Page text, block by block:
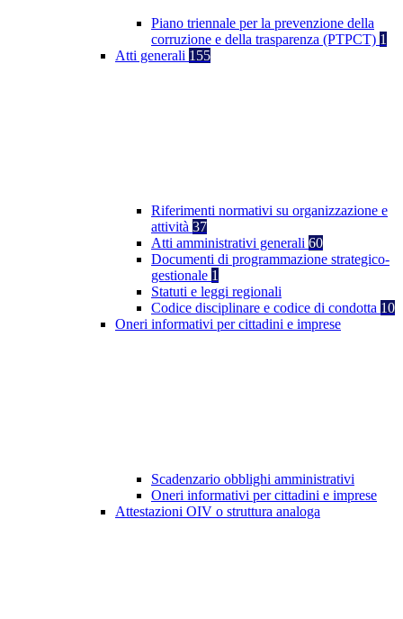
Piano triennale per la prevenzione della
corruzione e della trasparenza (PTPCT) 1
Atti generali 155
Riferimenti normativi su organizzazione e
attività 37
Atti amministrativi generali 60
Documenti di programmazione strategico-
gestionale 1
Statuti e leggi regionali
Codice disciplinare e codice di condotta 10
Oneri informativi per cittadini e imprese
Scadenzario obblighi amministrativi
Oneri informativi per cittadini e imprese
Attestazioni OIV o struttura analoga